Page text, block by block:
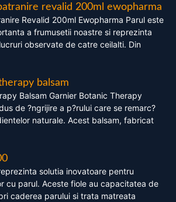
revalid 200ml ewopharma
Revalid 200ml Ewopharma Parul este
a frumusetii noastre si reprezinta
observate de catre ceilalti. Din
balsam
Balsam Garnier Botanic Therapy
de ?ngrijire a p?rului care se remarc?
naturale. Acest balsam, fabricat
solutia inovatoare pentru
cu parul. Aceste fiole au capacitatea de
caderea parului si trata matreata